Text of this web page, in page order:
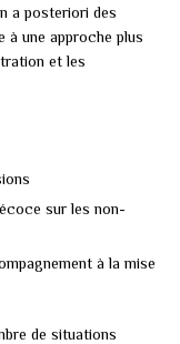
a posteriori des
à une approche plus
et les
sur les non-
à la mise
de situations